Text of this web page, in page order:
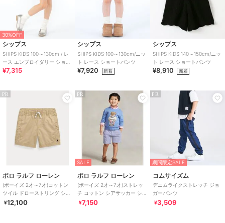
30%OFF
シップス
SHIPS KIDS:100～130cm / レ
ース エンブロイダリー ショー
ト パンツ
¥7,315
シップス
SHIPS KIDS:100～130cm/ニッ
ト レース ショートパンツ
¥7,920 新着
シップス
SHIPS KIDS:140～150cm/ニッ
ト レース ショートパンツ
¥8,910 新着
PR
ポロ ラルフ ローレン
(ボーイズ 2才～7才)コットン
ツイル ドローストリング ショ
ートパンツ
¥12,100
PR
SALE
ポロ ラルフ ローレン
(ボーイズ 2才～7才)ストレッ
チ コットン シアサッカー ショ
ートパンツ
¥7,150
PR
期間限定SALE
コムサイズム
デニムライクストレッチ ジョ
ガーパンツ
¥3,509